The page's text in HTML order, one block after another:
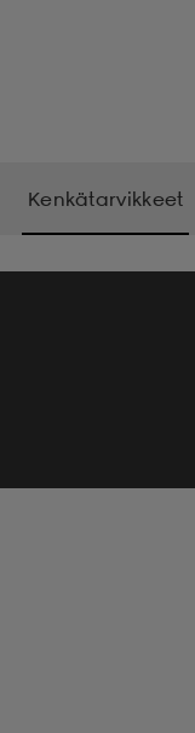
Kenkätarvikkeet